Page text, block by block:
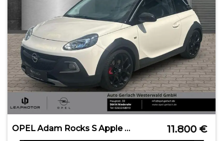
OPEL Adam Rocks S Apple CarPlay Android Auto Klimaaut 11.800 €